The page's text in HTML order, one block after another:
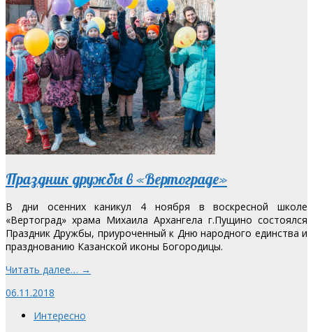
Праздник дружбы в «Вертограде»
В дни осенних каникул 4 ноября в воскресной школе
«Вертоград» храма Михаила Архангела г.Пущино состоялся
Праздник Дружбы, приуроченный к Дню народного единства и
празднованию Казанской иконы Богородицы.
Читать далее… →
06.11.2018
Интересно